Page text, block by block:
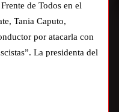
de Todos en el
Tania Caputo,
por atacarla con
La presidenta del